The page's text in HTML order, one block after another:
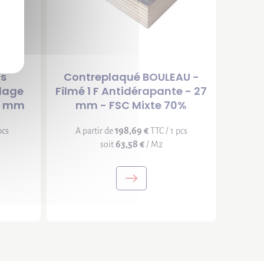
mm
Contreplaqué BOULEAU -
Filmé 1 F Antidérapante - 27
mm - FSC Mixte 70%
A partir de198,69 €TTC / 1 pcs
soit63,58 €/ M2